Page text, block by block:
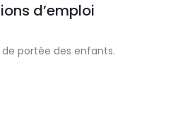
d’emploi
portée des enfants.